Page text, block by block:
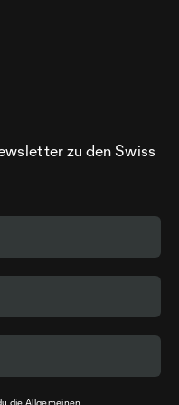
zu den Swiss
dieAllgemeinen